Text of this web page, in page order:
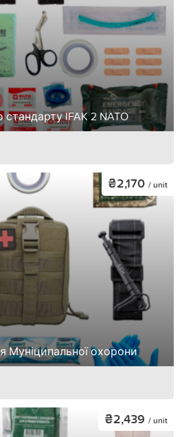
IFAK 2 NATO
Муніципальної охорони
₴2,170 / unit
₴2,439 / unit